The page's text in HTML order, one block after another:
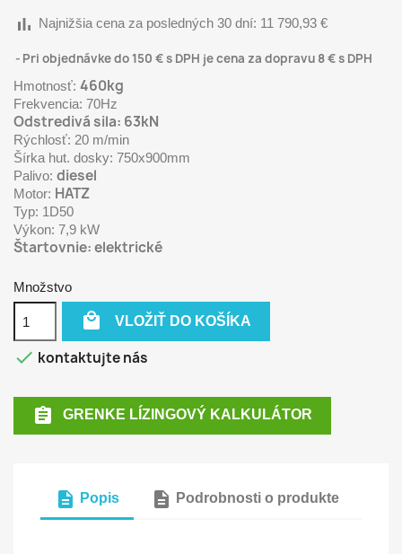
bar_chart Najnižšia cena za posledných 30 dní: 11 790,93 €
Pri objednávke do 150 € s DPH je cena za dopravu 8 € s DPH
Hmotnosť: 460kg
Frekvencia: 70Hz
Odstredivá sila: 63kN
Rýchlosť: 20 m/min
Šírka hut. dosky: 750x900mm
Palivo: diesel
Motor: HATZ
Typ: 1D50
Výkon: 7,9 kW
Štartovnie: elektrické
Množstvo
 VLOŽIŤ DO KOŠÍKA
 kontaktujte nás
 GRENKE LÍZINGOVÝ KALKULÁTOR
description Popis description Podrobnosti o produkte